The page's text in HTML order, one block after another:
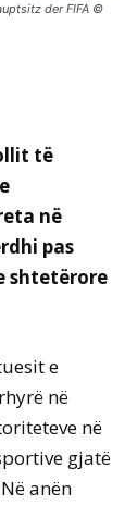
der FIFA ©
të
në
pas
shtetërore
e
në
në
gjatë
anën